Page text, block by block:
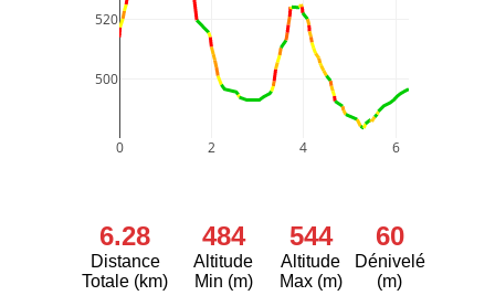
0 2 4 6
500
520
6.28
Distance
Totale (km)
484
Altitude
Min (m)
544
Altitude
Max (m)
60
Dénivelé
(m)